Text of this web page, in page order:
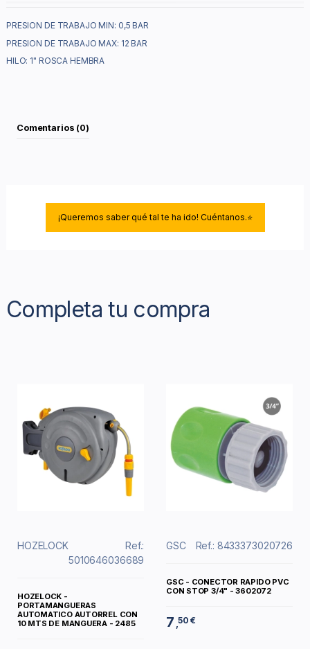
PRESION DE TRABAJO MIN: 0,5 BAR
PRESION DE TRABAJO MAX: 12 BAR
HILO: 1" ROSCA HEMBRA
Comentarios (0)
¡Queremos saber qué tal te ha ido! Cuéntanos.⭐
Completa tu compra
HOZELOCK
Ref.:
5010646036689
HOZELOCK -
PORTAMANGUERAS
AUTOMATICO AUTORREL CON
10 MTS DE MANGUERA - 2485
GSC Ref.: 8433373020726
GSC - CONECTOR RAPIDO PVC
CON STOP 3/4" - 3602072
7 ,50 €